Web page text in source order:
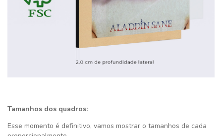
Tamanhos dos quadros:
Esse momento é definitivo, vamos mostrar o tamanhos de cada